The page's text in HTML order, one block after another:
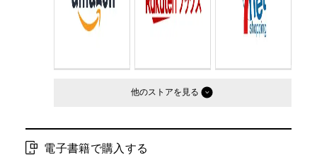
他のストア
電子書籍で購入する